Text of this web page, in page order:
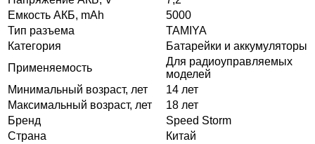
Емкость АКБ, mAh
5000
Тип разъема
TAMIYA
Категория
Батарейки и аккумуляторы
Применяемость
Для радиоуправляемых
моделей
Минимальный возраст, лет
14 лет
Максимальный возраст, лет
18 лет
Бренд
Speed Storm
Страна
Китай